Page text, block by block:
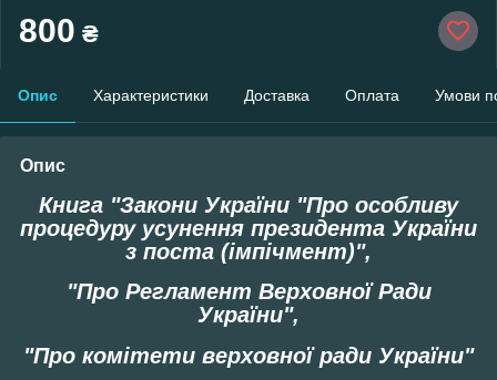
800 ₴
Опис Характеристики Доставка Оплата Умови
Опис
Книга "Закони України "Про особливу
процедуру усунення президента України
з поста (імпічмент)",
"Про Регламент Верховної Ради
України",
"Про комітети верховної ради України"